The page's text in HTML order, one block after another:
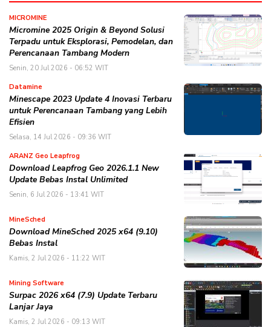
MICROMINE
Micromine 2025 Origin & Beyond Solusi
Terpadu untuk Eksplorasi, Pemodelan, dan
Perencanaan Tambang Modern
Senin, 20 Jul 2026 - 06:52 WIT
Datamine
Minescape 2023 Update 4 Inovasi Terbaru
untuk Perencanaan Tambang yang Lebih
Efisien
Selasa, 14 Jul 2026 - 09:36 WIT
ARANZ Geo Leapfrog
Download Leapfrog Geo 2026.1.1 New
Update Bebas Instal Unlimited
Senin, 6 Jul 2026 - 13:41 WIT
MineSched
Download MineSched 2025 x64 (9.10)
Bebas Instal
Kamis, 2 Jul 2026 - 11:22 WIT
Mining Software
Surpac 2026 x64 (7.9) Update Terbaru
Lanjar Jaya
Kamis, 2 Jul 2026 - 09:13 WIT